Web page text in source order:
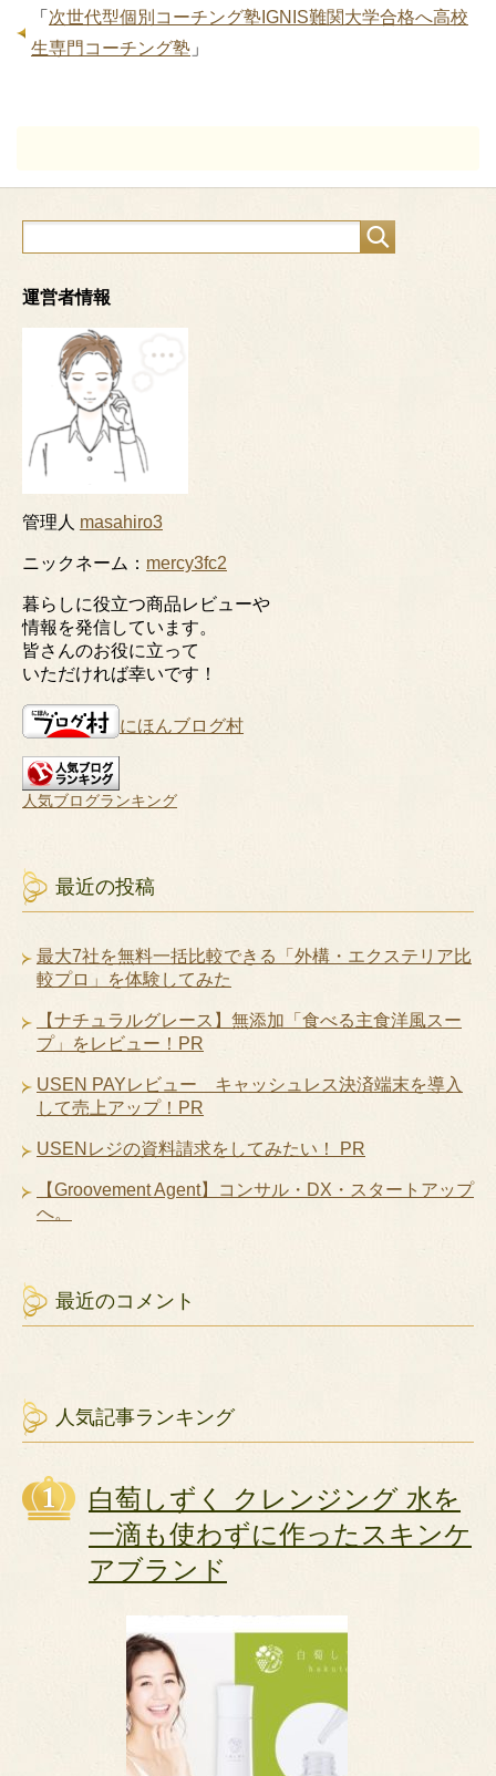
「 次世代型個別コーチング塾IGNIS難関大学合格へ高校
生専門コーチング塾 」
運営者情報
管理人 masahiro3
ニックネーム： mercy3fc2
暮らしに役立つ商品レビューや
情報を発信しています。
皆さんのお役に立って
いただければ幸いです！
にほんブログ村
人気ブログランキング
最近の投稿
最大7社を無料一括比較できる「外構・エクステリア比
較プロ」を体験してみた
【ナチュラルグレース】無添加「食べる主食洋風スー
プ」をレビュー！PR
USEN PAYレビュー キャッシュレス決済端末を導入
して売上アップ！PR
USENレジの資料請求をしてみたい！ PR
【Groovement Agent】コンサル・DX・スタートアップ
へ。
最近のコメント
人気記事ランキング
白萄しずく クレンジング 水を
一滴も使わずに作ったスキンケ
アブランド